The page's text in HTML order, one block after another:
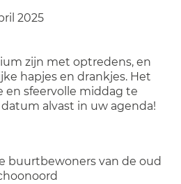
2025
zijn met optredens, en
hapjes en drankjes. Het
en sfeervolle middag te
alvast in uw agenda!
buurtbewoners van de oud